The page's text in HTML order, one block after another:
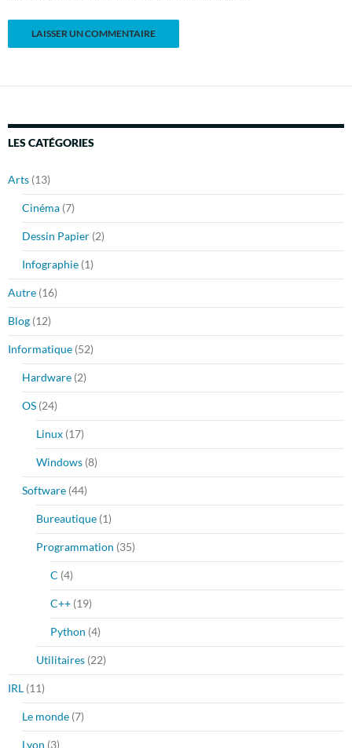
LES CATÉGORIES
Arts (13)
Cinéma (7)
Dessin Papier (2)
Infographie (1)
Autre (16)
Blog (12)
Informatique (52)
Hardware (2)
OS (24)
Linux (17)
Windows (8)
Software (44)
Bureautique (1)
Programmation (35)
C (4)
C++ (19)
Python (4)
Utilitaires (22)
IRL (11)
Le monde (7)
Lyon (3)